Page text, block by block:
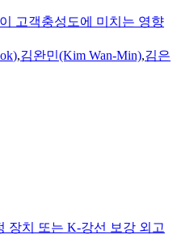
고객충성도에 미치는 영향
),김완민(Kim Wan-Min),김은
장치 또는 K-강선 보강 외고